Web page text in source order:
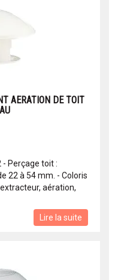
AERATION DE TOIT
Perçage toit :
22 à 54 mm. - Coloris
aération,
Lire la suite